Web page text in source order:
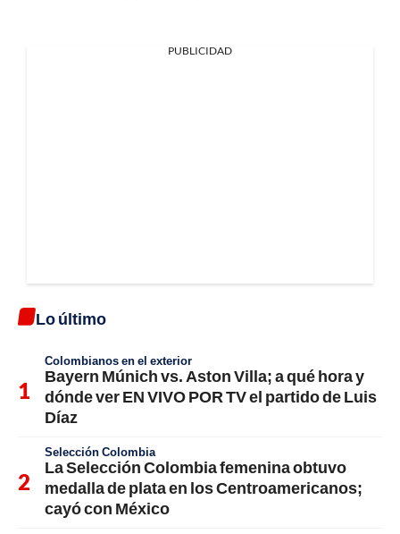
PUBLICIDAD
Lo último
Colombianos en el exterior
Bayern Múnich vs. Aston Villa; a qué hora y
dónde ver EN VIVO POR TV el partido de Luis
Díaz
Selección Colombia
La Selección Colombia femenina obtuvo
medalla de plata en los Centroamericanos;
cayó con México